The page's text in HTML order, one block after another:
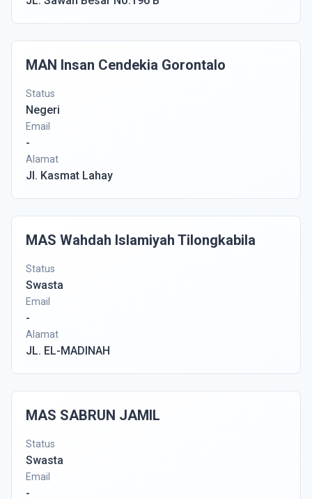
MAN Insan Cendekia Gorontalo
Status
Negeri
Email
-
Alamat
Jl. Kasmat Lahay
MAS Wahdah Islamiyah Tilongkabila
Status
Swasta
Email
-
Alamat
JL. EL-MADINAH
MAS SABRUN JAMIL
Status
Swasta
Email
-